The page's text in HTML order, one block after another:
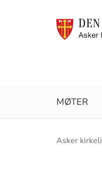
MØTER
Asker